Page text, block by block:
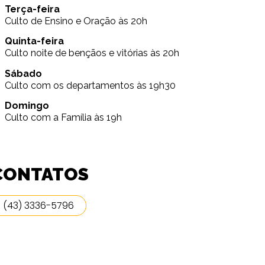
Terça-feira
Culto de Ensino e Oração às 20h
Quinta-feira
Culto noite de bençãos e vitórias às 20h
Sábado
Culto com os departamentos às 19h30
Domingo
Culto com a Família às 19h
(43) 3336-5796